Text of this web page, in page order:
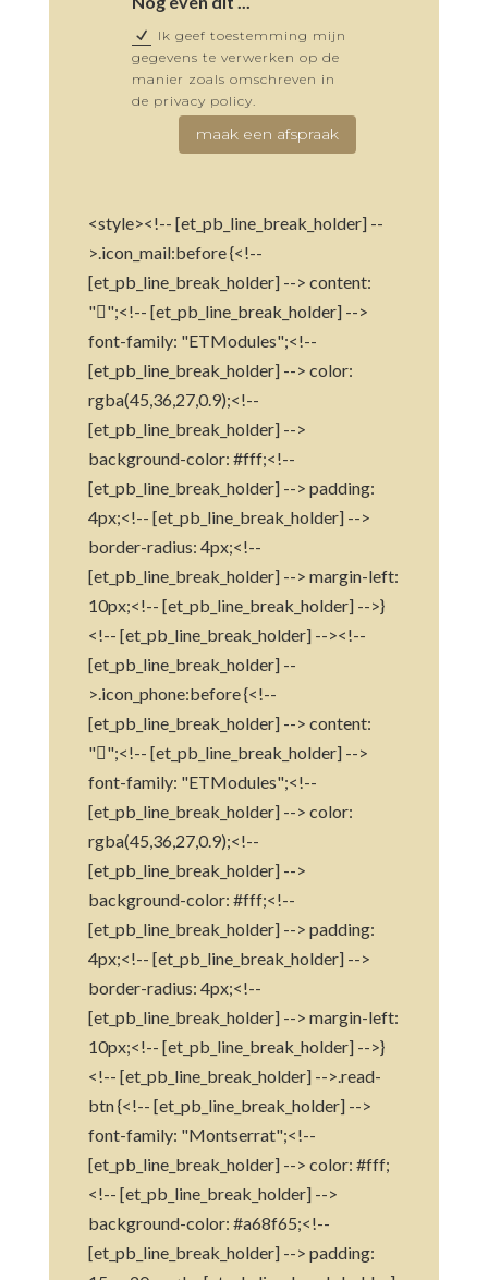
Ik geef toestemming mijn
gegevens te verwerken op de
manier zoals omschreven in
de privacy policy.
maak een afspraak
<style><!-- [et_pb_line_break_holder] --
>.icon_mail:before {<!--
[et_pb_line_break_holder] --> content:
"";<!-- [et_pb_line_break_holder] -->
font-family: "ETModules";<!--
[et_pb_line_break_holder] --> color:
rgba(45,36,27,0.9);<!--
[et_pb_line_break_holder] -->
background-color: #fff;<!--
[et_pb_line_break_holder] --> padding:
4px;<!-- [et_pb_line_break_holder] -->
border-radius: 4px;<!--
[et_pb_line_break_holder] --> margin-left:
10px;<!-- [et_pb_line_break_holder] -->}
<!-- [et_pb_line_break_holder] --><!--
[et_pb_line_break_holder] --
>.icon_phone:before {<!--
[et_pb_line_break_holder] --> content:
"";<!-- [et_pb_line_break_holder] -->
font-family: "ETModules";<!--
[et_pb_line_break_holder] --> color:
rgba(45,36,27,0.9);<!--
[et_pb_line_break_holder] -->
background-color: #fff;<!--
[et_pb_line_break_holder] --> padding:
4px;<!-- [et_pb_line_break_holder] -->
border-radius: 4px;<!--
[et_pb_line_break_holder] --> margin-left:
10px;<!-- [et_pb_line_break_holder] -->}
<!-- [et_pb_line_break_holder] -->.read-
btn {<!-- [et_pb_line_break_holder] -->
font-family: "Montserrat";<!--
[et_pb_line_break_holder] --> color: #fff;
<!-- [et_pb_line_break_holder] -->
background-color: #a68f65;<!--
[et_pb_line_break_holder] --> padding: